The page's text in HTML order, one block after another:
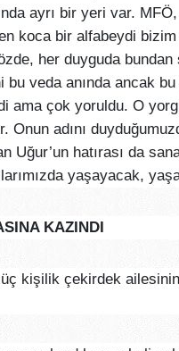
ayrı bir yeri var.
koca bir alfabeydi
her duyguda
veda anında ancak
ama çok yoruldu. O
Onun adını
hatırası da
yaşayacak,
KAZINDI
kişilik çekirdek